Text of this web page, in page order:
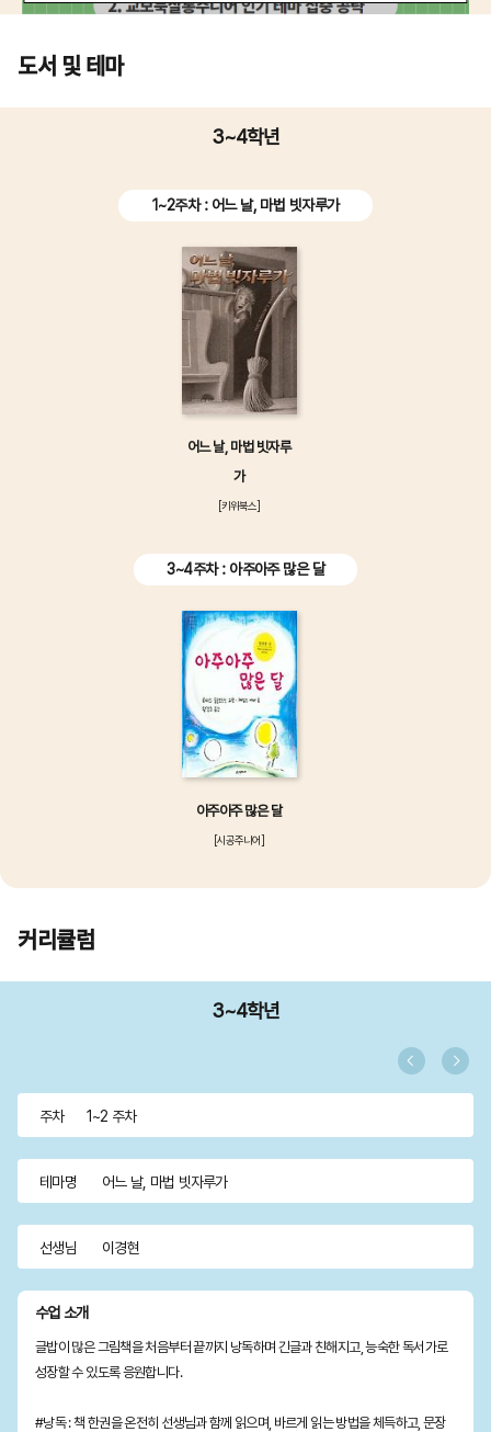
도서 및 테마
3~4학년
1~2주차 : 어느 날, 마법 빗자루가
어느 날, 마법 빗자루
가
[키위북스]
3~4주차 : 아주아주 많은 달
아주아주 많은 달
[시공주니어]
커리큘럼
3~4학년
주차 1~2 주차
테마명 어느 날, 마법 빗자루가
선생님 이경현
수업 소개
글밥이 많은 그림책을 처음부터 끝까지 낭독하며 긴글과 친해지고, 능숙한 독서가로
성장할 수 있도록 응원합니다.
#낭독 : 책 한권을 온전히 선생님과 함께 읽으며, 바르게 읽는 방법을 체득하고, 문장